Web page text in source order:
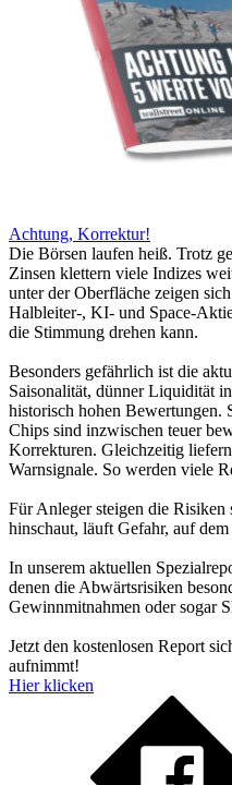
Achtung, Korrektur!
Die Börsen laufen heiß. Trotz
Zinsen klettern viele Indizes
unter der Oberfläche zeigen
Halbleiter-, KI- und Space-
die Stimmung drehen kann.
Besonders gefährlich ist die
Saisonalität, dünner Liquidität
historisch hohen Bewertungen.
Chips sind inzwischen teuer
Korrekturen. Gleichzeitig
Warnsignale. So werden viele
Für Anleger steigen die Risiken
hinschaut, läuft Gefahr, auf
In unserem aktuellen
denen die Abwärtsrisiken
Gewinnmitnahmen oder sogar
Jetzt den kostenlosen Report
aufnimmt!
Hier klicken